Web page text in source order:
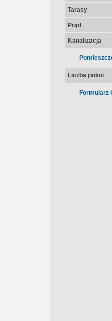
Tarasy
Prąd
Kanalizacja
Liczba pokoi
Formularz